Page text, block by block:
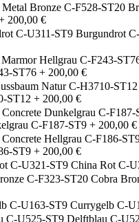
200,00 €
Burgundrot
ST76 + 200,00 €
ST12 + 200,00 €
C-F187-ST9 + 200,00 €
ST9 + 200,00 €
China Rot C-
Cobra
Currygelb C-
Delftblau C-